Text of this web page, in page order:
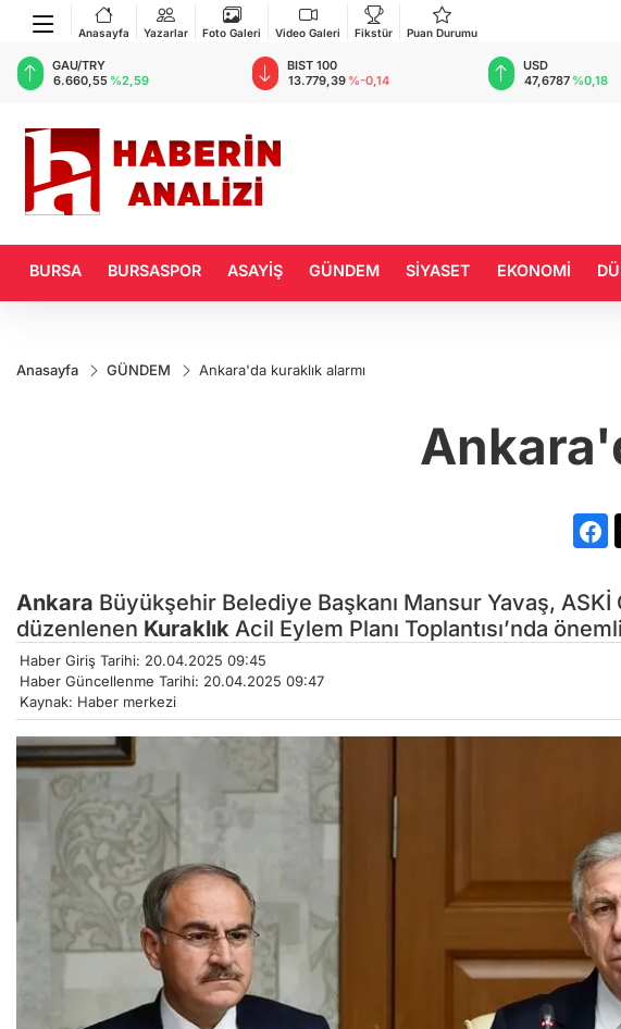
Anasayfa Yazarlar Foto Galeri Video Galeri Fikstür Puan Durumu
BIST 100
13.779,39%-0,14
USD
47,6787%0,18
EUR
55,1254%0,32
BURSA BURSASPOR ASAYİŞ GÜNDEM SİYASET EKONOMİ
Anasayfa GÜNDEM Ankara'da kuraklık alarmı
Ankara Büyükşehir Belediye Başkanı Mansur Yavaş, ASKİ
düzenlenen Kuraklık Acil Eylem Planı Toplantısı’nda
Haber Giriş Tarihi: 20.04.2025 09:45
Haber Güncellenme Tarihi: 20.04.2025 09:47
Kaynak: Haber merkezi